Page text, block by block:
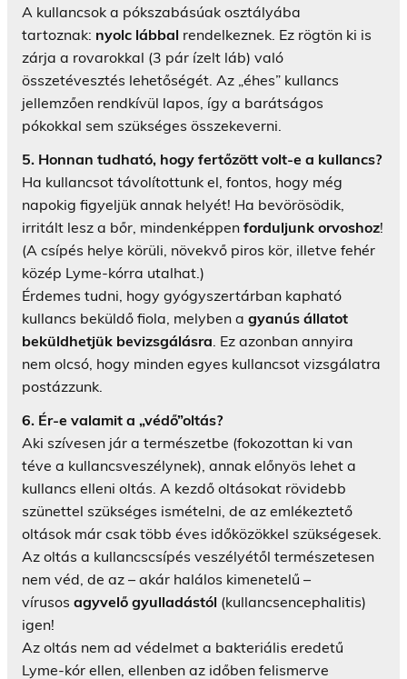
A kullancsok a pókszabásúak osztályába
tartoznak: nyolc lábbal rendelkeznek. Ez rögtön ki is
zárja a rovarokkal (3 pár ízelt láb) való
összetévesztés lehetőségét. Az „éhes” kullancs
jellemzően rendkívül lapos, így a barátságos
pókokkal sem szükséges összekeverni.
5. Honnan tudható, hogy fertőzött volt-e a kullancs?
Ha kullancsot távolítottunk el, fontos, hogy még
napokig figyeljük annak helyét! Ha bevörösödik,
irritált lesz a bőr, mindenképpen forduljunk orvoshoz!
(A csípés helye körüli, növekvő piros kör, illetve fehér
közép Lyme-kórra utalhat.)
Érdemes tudni, hogy gyógyszertárban kapható
kullancs beküldő fiola, melyben a gyanús állatot
beküldhetjük bevizsgálásra. Ez azonban annyira
nem olcsó, hogy minden egyes kullancsot vizsgálatra
postázzunk.
6. Ér-e valamit a „védő”oltás?
Aki szívesen jár a természetbe (fokozottan ki van
téve a kullancsveszélynek), annak előnyös lehet a
kullancs elleni oltás. A kezdő oltásokat rövidebb
szünettel szükséges ismételni, de az emlékeztető
oltások már csak több éves időközökkel szükségesek.
Az oltás a kullancscsípés veszélyétől természetesen
nem véd, de az – akár halálos kimenetelű –
vírusos agyvelő gyulladástól (kullancsencephalitis)
igen!
Az oltás nem ad védelmet a bakteriális eredetű
Lyme-kór ellen, ellenben az időben felismerve